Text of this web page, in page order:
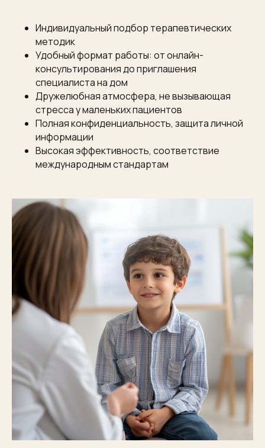
Индивидуальный подбор терапевтических
методик
Удобный формат работы: от онлайн-
консультирования до приглашения
специалиста на дом
Дружелюбная атмосфера, не вызывающая
стресса у маленьких пациентов
Полная конфиденциальность, защита личной
информации
Высокая эффективность, соответствие
международным стандартам